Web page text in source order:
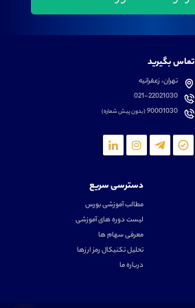
تماس بگیرید
تهران، زعفرانیه
021-22021030
90001030(بدون پیش شماره)
دسترسی سریع
مطالب آموزشی بورس
لیست دوره های آموزشی
معرفی سهام ها
تحلیل تکنیکال رمز ارزها
درباره ما